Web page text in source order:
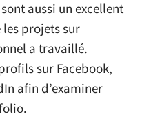
aussi un excellent
projets sur
a travaillé.
sur Facebook,
afin d’examiner